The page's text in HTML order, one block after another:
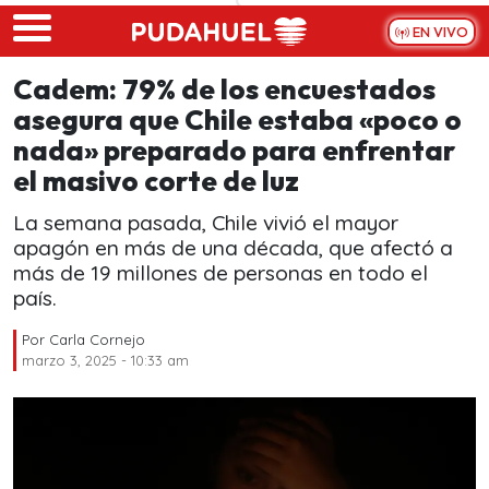
Skip to main content
EN VIVO
Cadem: 79% de los encuestados
asegura que Chile estaba «poco o
nada» preparado para enfrentar
el masivo corte de luz
La semana pasada, Chile vivió el mayor
apagón en más de una década, que afectó a
más de 19 millones de personas en todo el
país.
Por Carla Cornejo
marzo 3, 2025 - 10:33 am